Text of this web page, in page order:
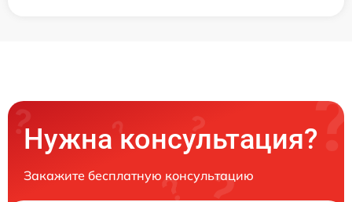
Нужна консультация?
Закажите бесплатную консультацию